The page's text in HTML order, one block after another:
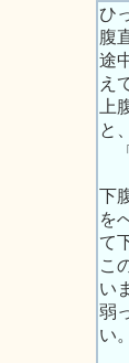
ひ
腹
途
え
上
と
下
を
て
こ
い
弱
い。